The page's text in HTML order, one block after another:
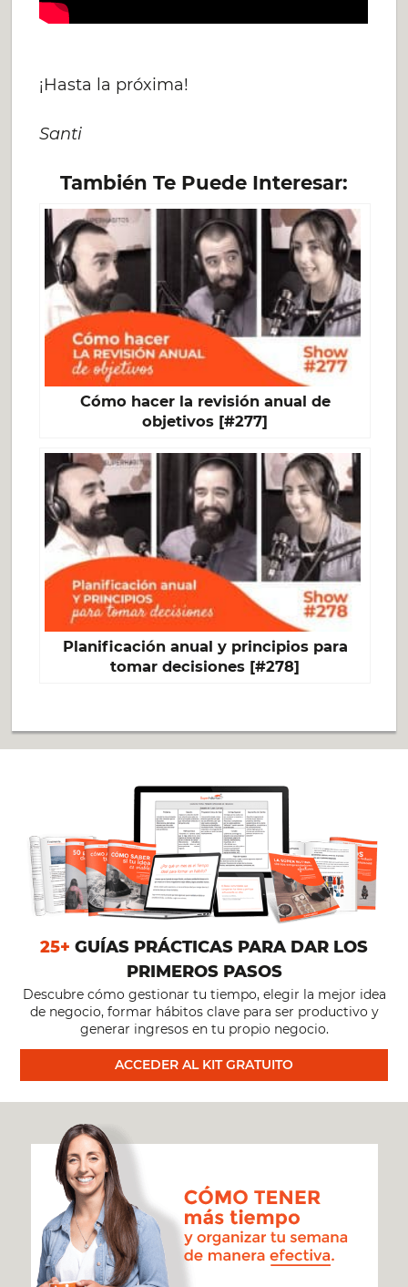
¡Hasta la próxima!
Santi
También Te Puede Interesar:
Cómo hacer la revisión anual de
objetivos [#277]
Planificación anual y principios para
tomar decisiones [#278]
25+ GUÍAS PRÁCTICAS PARA DAR LOS
PRIMEROS PASOS
Descubre cómo gestionar tu tiempo, elegir la mejor idea
de negocio, formar hábitos clave para ser productivo y
generar ingresos en tu propio negocio.
ACCEDER AL KIT GRATUITO